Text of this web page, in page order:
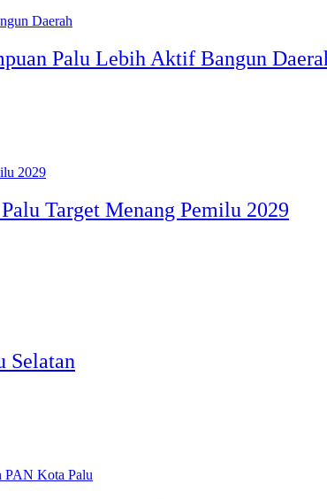
Palu Lebih Aktif Bangun
Target Menang Pemilu 2029
Selatan